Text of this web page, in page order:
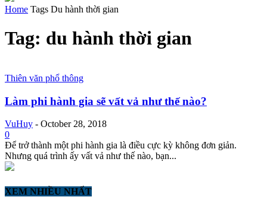
Home Tags Du hành thời gian
Tag: du hành thời gian
Thiên văn phổ thông
Làm phi hành gia sẽ vất vả như thế nào?
VuHuy - October 28, 2018
0
Để trở thành một phi hành gia là điều cực kỳ không đơn giản.
Nhưng quá trình ấy vất vả như thế nào, bạn...
XEM NHIỀU NHẤT